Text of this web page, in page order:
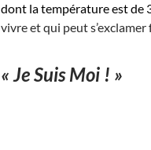
dont la température est de
vivre et qui peut s’exclamer
« Je Suis Moi ! »